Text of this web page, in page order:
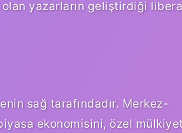
yazarların geliştirdiği
sağ tarafındadır. Merkez-
ekonomisini, özel